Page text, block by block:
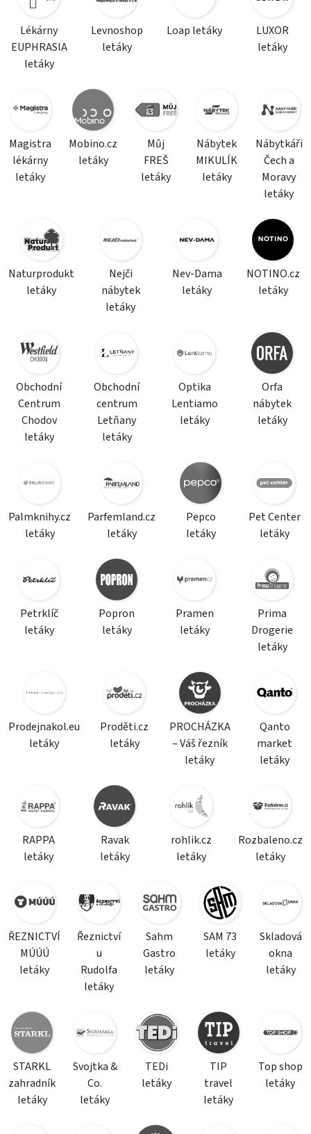
Lékárny
EUPHRASIA
letáky
Levnoshop
letáky
Loap letáky
LUXOR
letáky
Magistra
lékárny
letáky
Mobino.cz
letáky
Můj
FREŠ
letáky
Nábytek
MIKULÍK
letáky
Nábytkáři
Čech a
Moravy
letáky
Naturprodukt
letáky
Nejči
nábytek
letáky
Nev-Dama
letáky
NOTINO.cz
letáky
Obchodní
Centrum
Chodov
letáky
Obchodní
centrum
Letňany
letáky
Optika
Lentiamo
letáky
Orfa
nábytek
letáky
Palmknihy.cz
letáky
Parfemland.cz
letáky
Pepco
letáky
Pet Center
letáky
Petrklíč
letáky
Popron
letáky
Pramen
letáky
Prima
Drogerie
letáky
Prodejnakol.eu
letáky
Proděti.cz
letáky
PROCHÁZKA
– Váš řezník
letáky
Qanto
market
letáky
RAPPA
letáky
Ravak
letáky
rohlik.cz
letáky
Rozbaleno.cz
letáky
ŘEZNICTVÍ
MÚÚÚ
letáky
Řeznictví
u
Rudolfa
letáky
Sahm
Gastro
letáky
SAM 73
letáky
Skladová
okna
letáky
STARKL
zahradník
letáky
Svojtka &
Co.
letáky
TEDi
letáky
TIP
travel
letáky
Top shop
letáky